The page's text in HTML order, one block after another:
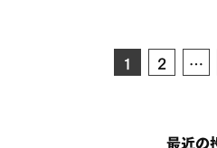
1 2 …
最近の